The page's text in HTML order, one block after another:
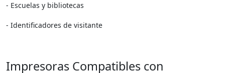
- Escuelas y bibliotecas
- Identificadores de visitante
Impresoras Compatibles con